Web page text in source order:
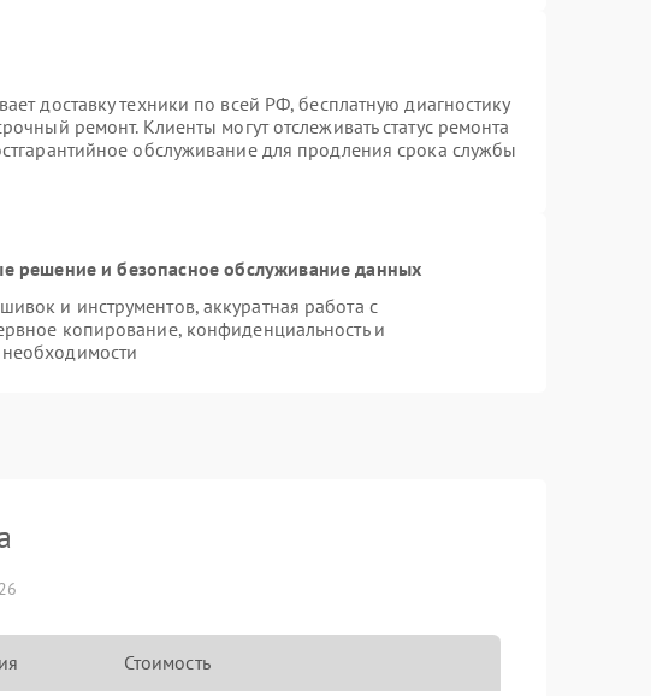
доставку техники по всей РФ, бесплатную диагностику
ремонт. Клиенты могут отслеживать статус ремонта
обслуживание для продления срока службы
решение и безопасное обслуживание данных
и инструментов, аккуратная работа с
копирование, конфиденциальность и
Стоимость